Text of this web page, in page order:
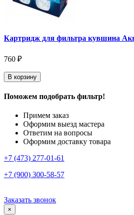
Картридж для фильтра кувшина
760 ₽
В корзину
Поможем подобрать фильтр!
Примем заказ
Оформим выезд мастера
Ответим на вопросы
Оформим доставку товара
+7 (473) 277-01-61
+7 (900) 300-58-57
Заказать звонок
×